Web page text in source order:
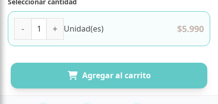
Seleccionar cantidad
Unidad(es) $5.990
Agregar al carrito